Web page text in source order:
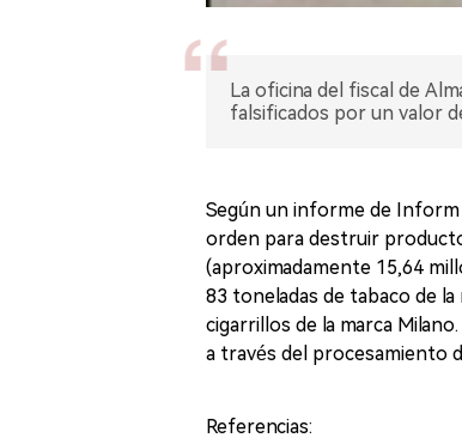
La oficina del fiscal de
falsificados por un valor
Según un informe de Inform
orden para destruir
(aproximadamente 15,64
83 toneladas de tabaco de
cigarrillos de la marca
a través del procesamiento
Referencias: